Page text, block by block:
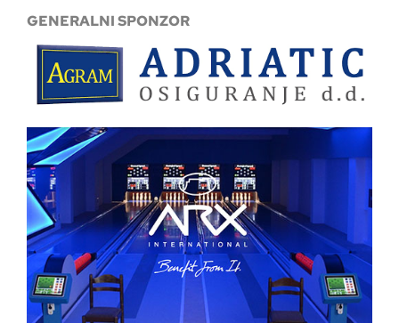
GENERALNI SPONZOR